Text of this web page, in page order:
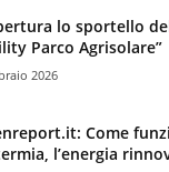
lo sportello
Parco Agrisolare”
2026
Come
l’energia